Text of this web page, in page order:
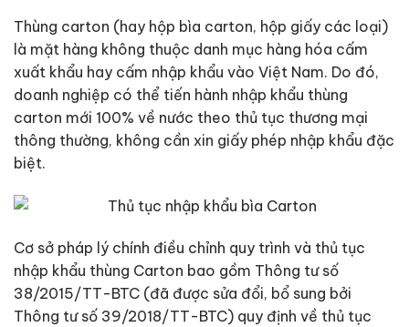
Thùng carton (hay hộp bìa carton, hộp giấy các loại)
là mặt hàng không thuộc danh mục hàng hóa cấm
xuất khẩu hay cấm nhập khẩu vào Việt Nam. Do đó,
doanh nghiệp có thể tiến hành nhập khẩu thùng
carton mới 100% về nước theo thủ tục thương mại
thông thường, không cần xin giấy phép nhập khẩu đặc
biệt.
Cơ sở pháp lý chính điều chỉnh quy trình và thủ tục
nhập khẩu thùng Carton bao gồm Thông tư số
38/2015/TT-BTC (đã được sửa đổi, bổ sung bởi
Thông tư số 39/2018/TT-BTC) quy định về thủ tục